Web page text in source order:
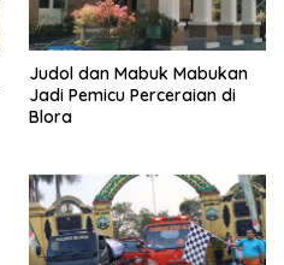
Judol dan Mabuk Mabukan
Jadi Pemicu Perceraian di
Blora